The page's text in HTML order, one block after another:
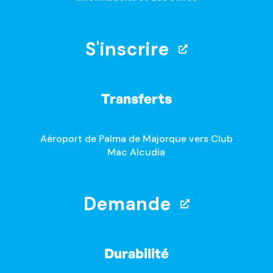
S'inscrire
Transferts
Aéroport de Palma de Majorque vers Club
Mac Alcudia
Demande
Durabilité